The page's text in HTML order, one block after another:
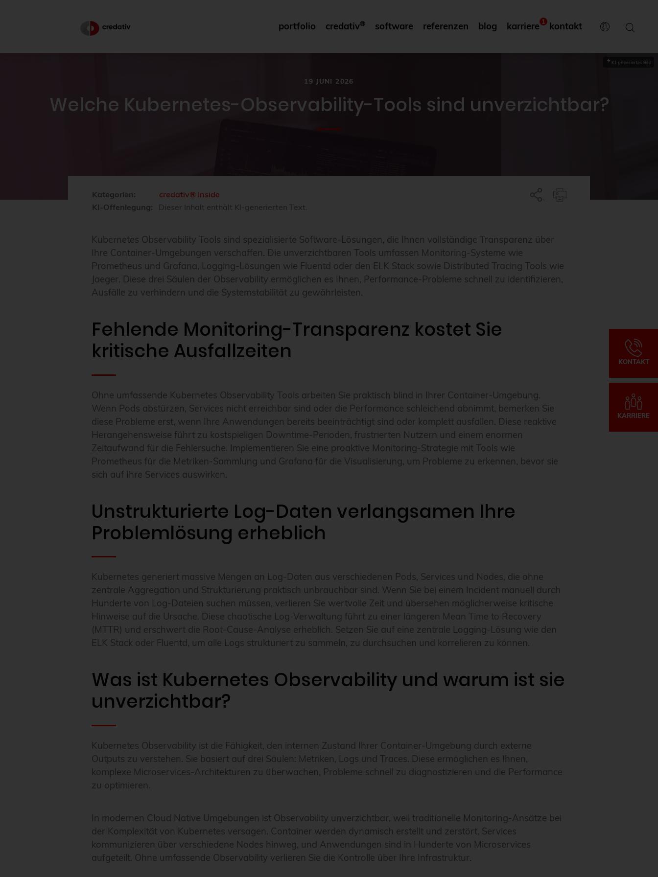
portfolio credativ® software referenzen blog karriere 1 kontakt
KI-generiertes Bild
19 JUNI 2026
Welche Kubernetes-Observability-Tools sind unverzichtbar?
KONTAKT
KARRIERE
Kategorien:
credativ® Inside
KI-Offenlegung:
Dieser Inhalt enthält KI-generierten Text.
Kubernetes Observability Tools sind spezialisierte Software-Lösungen, die Ihnen vollständige Transparenz über
Ihre Container-Umgebungen verschaffen. Die unverzichtbaren Tools umfassen Monitoring-Systeme wie
Prometheus und Grafana, Logging-Lösungen wie Fluentd oder den ELK Stack sowie Distributed Tracing Tools wie
Jaeger. Diese drei Säulen der Observability ermöglichen es Ihnen, Performance-Probleme schnell zu identifizieren,
Ausfälle zu verhindern und die Systemstabilität zu gewährleisten.
Fehlende Monitoring-Transparenz kostet Sie
kritische Ausfallzeiten
Ohne umfassende Kubernetes Observability Tools arbeiten Sie praktisch blind in Ihrer Container-Umgebung.
Wenn Pods abstürzen, Services nicht erreichbar sind oder die Performance schleichend abnimmt, bemerken Sie
diese Probleme erst, wenn Ihre Anwendungen bereits beeinträchtigt sind oder komplett ausfallen. Diese reaktive
Herangehensweise führt zu kostspieligen Downtime-Perioden, frustrierten Nutzern und einem enormen
Zeitaufwand für die Fehlersuche. Implementieren Sie eine proaktive Monitoring-Strategie mit Tools wie
Prometheus für die Metriken-Sammlung und Grafana für die Visualisierung, um Probleme zu erkennen, bevor sie
sich auf Ihre Services auswirken.
Unstrukturierte Log-Daten verlangsamen Ihre
Problemlösung erheblich
Kubernetes generiert massive Mengen an Log-Daten aus verschiedenen Pods, Services und Nodes, die ohne
zentrale Aggregation und Strukturierung praktisch unbrauchbar sind. Wenn Sie bei einem Incident manuell durch
Hunderte von Log-Dateien suchen müssen, verlieren Sie wertvolle Zeit und übersehen möglicherweise kritische
Hinweise auf die Ursache. Diese chaotische Log-Verwaltung führt zu einer längeren Mean Time to Recovery
(MTTR) und erschwert die Root-Cause-Analyse erheblich. Setzen Sie auf eine zentrale Logging-Lösung wie den
ELK Stack oder Fluentd, um alle Logs strukturiert zu sammeln, zu durchsuchen und korrelieren zu können.
Was ist Kubernetes Observability und warum ist sie
unverzichtbar?
Kubernetes Observability ist die Fähigkeit, den internen Zustand Ihrer Container-Umgebung durch externe
Outputs zu verstehen. Sie basiert auf drei Säulen: Metriken, Logs und Traces. Diese ermöglichen es Ihnen,
komplexe Microservices-Architekturen zu überwachen, Probleme schnell zu diagnostizieren und die Performance
zu optimieren.
In modernen Cloud Native Umgebungen ist Observability unverzichtbar, weil traditionelle Monitoring-Ansätze bei
der Komplexität von Kubernetes versagen. Container werden dynamisch erstellt und zerstört, Services
kommunizieren über verschiedene Nodes hinweg, und Anwendungen sind in Hunderte von Microservices
aufgeteilt. Ohne umfassende Observability verlieren Sie die Kontrolle über Ihre Infrastruktur.